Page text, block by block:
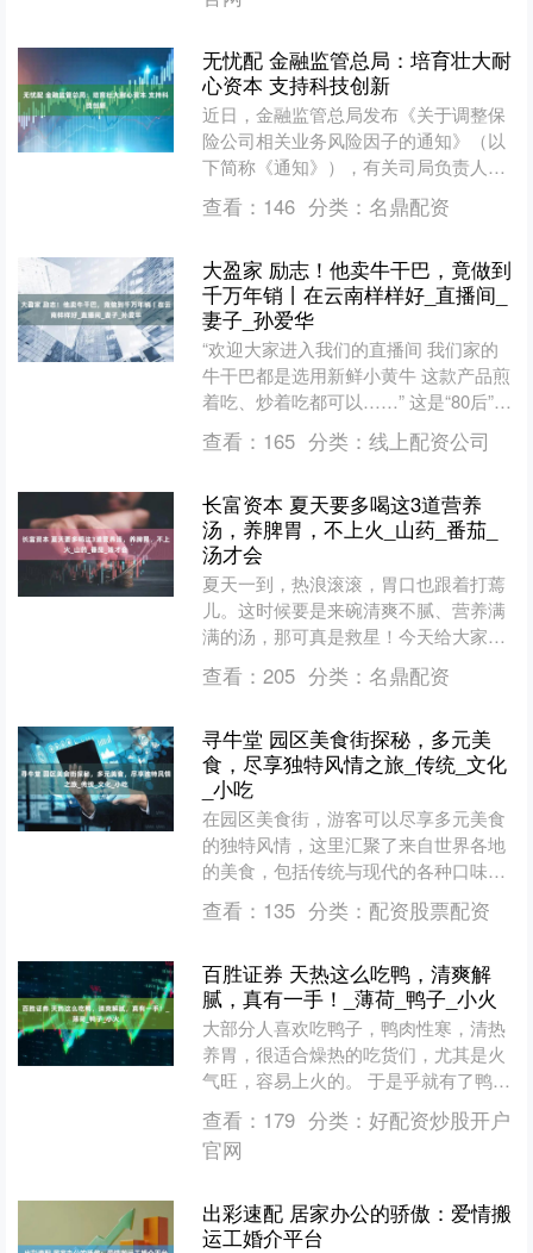
无忧配 金融监管总局：培育壮大耐
心资本 支持科技创新
近日，金融监管总局发布《关于调整保
险公司相关业务风险因子的通知》（以
下简称《通知》），有关司局负责人就
《通知》回答了记者提问。 一、《通
知》出台背景是什么？ 为....
查看： 146 分类： 名鼎配资
大盈家 励志！他卖牛干巴，竟做到
千万年销丨在云南样样好_直播间_
妻子_孙爱华
“欢迎大家进入我们的直播间 我们家的
牛干巴都是选用新鲜小黄牛 这款产品煎
着吃、炒着吃都可以……” 这是“80后”新
农人杨世典 和他的妻子孙爱华 忙着直播
带货的场....
查看： 165 分类： 线上配资公司
长富资本 夏天要多喝这3道营养
汤，养脾胃，不上火_山药_番茄_
汤才会
夏天一到，热浪滚滚，胃口也跟着打蔫
儿。这时候要是来碗清爽不腻、营养满
满的汤，那可真是救星！今天给大家分
享3道我家夏天常喝的汤，番茄山药蔬菜
汤、山药瘦肉汤、裙带菜....
查看： 205 分类： 名鼎配资
寻牛堂 园区美食街探秘，多元美
食，尽享独特风情之旅_传统_文化
_小吃
在园区美食街，游客可以尽享多元美食
的独特风情，这里汇聚了来自世界各地
的美食，包括传统与现代的各种口味，
游客可以品尝到新鲜热辣的当地特色小
吃，也可以尝试异国料理的....
查看： 135 分类： 配资股票配资
百胜证券 天热这么吃鸭，清爽解
腻，真有一手！_薄荷_鸭子_小火
大部分人喜欢吃鸭子，鸭肉性寒，清热
养胃，很适合燥热的吃货们，尤其是火
气旺，容易上火的。 于是乎就有了鸭子
的十八般烹艺，烤鸭、卤鸭、白切、干
锅、红烧、炖汤等等，而....
查看： 179 分类： 好配资炒股开户
官网
出彩速配 居家办公的骄傲：爱情搬
运工婚介平台